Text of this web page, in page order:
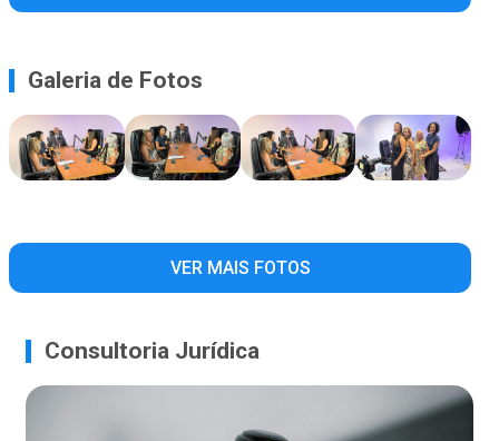
Galeria de Fotos
VER MAIS FOTOS
Consultoria Jurídica